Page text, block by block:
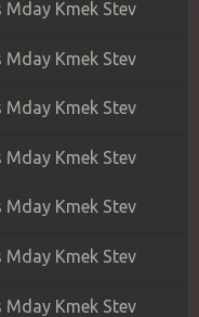
Mday Kmek Stev
Mday Kmek Stev
Mday Kmek Stev
Mday Kmek Stev
Mday Kmek Stev
Mday Kmek Stev
Mday Kmek Stev